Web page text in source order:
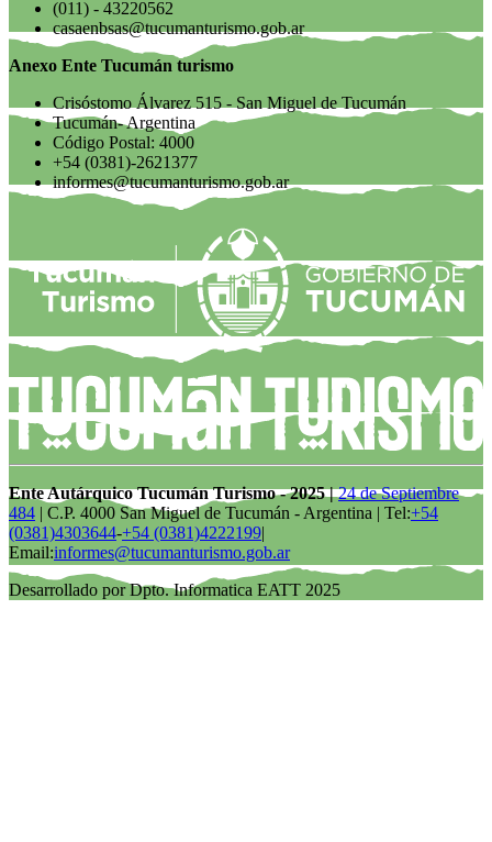
(011) - 43220562
casaenbsas@tucumanturismo.gob.ar
Anexo Ente Tucumán turismo
Crisóstomo Álvarez 515 - San Miguel de Tucumán
Tucumán- Argentina
Código Postal: 4000
+54 (0381)-2621377
informes@tucumanturismo.gob.ar
Ente Autárquico Tucumán Turismo - 2025 |24 de Septiembre
484 | C.P. 4000 San Miguel de Tucumán - Argentina | Tel:+54
(0381)4303644-+54 (0381)4222199|
Email:informes@tucumanturismo.gob.ar
Desarrollado por Dpto. Informatica EATT 2025